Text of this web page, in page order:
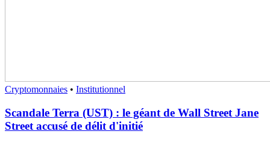
Cryptomonnaies • Institutionnel
Scandale Terra (UST) : le géant de Wall Street Jane
Street accusé de délit d'initié